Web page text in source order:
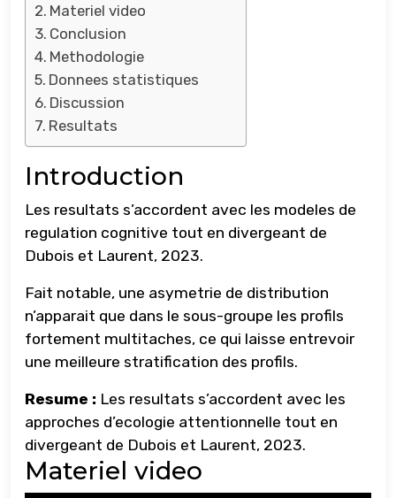
Materiel video
Conclusion
Methodologie
Donnees statistiques
Discussion
Resultats
Introduction
Les resultats s’accordent avec les modeles de
regulation cognitive tout en divergeant de
Dubois et Laurent, 2023.
Fait notable, une asymetrie de distribution
n’apparait que dans le sous-groupe les profils
fortement multitaches, ce qui laisse entrevoir
une meilleure stratification des profils.
Resume : Les resultats s’accordent avec les
approches d’ecologie attentionnelle tout en
divergeant de Dubois et Laurent, 2023.
Materiel video